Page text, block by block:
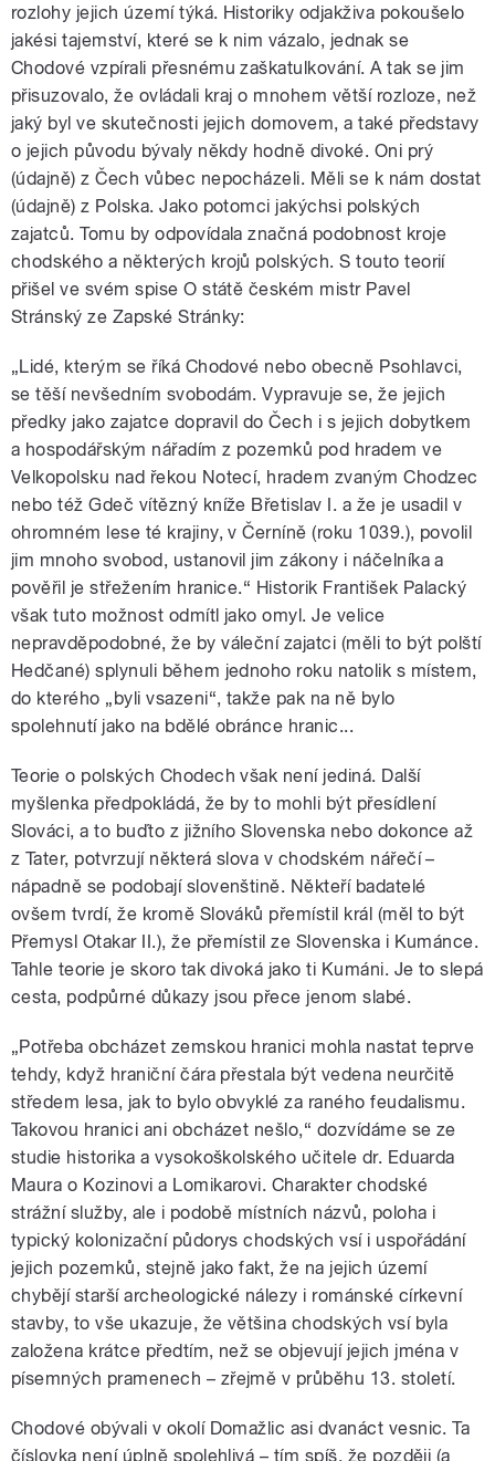
rozlohy jejich území týká. Historiky odjakživa pokoušelo
jakési tajemství, které se k nim vázalo, jednak se
Chodové vzpírali přesnému zaškatulkování. A tak se jim
přisuzovalo, že ovládali kraj o mnohem větší rozloze, než
jaký byl ve skutečnosti jejich domovem, a také představy
o jejich původu bývaly někdy hodně divoké. Oni prý
(údajně) z Čech vůbec nepocházeli. Měli se k nám dostat
(údajně) z Polska. Jako potomci jakýchsi polských
zajatců. Tomu by odpovídala značná podobnost kroje
chodského a některých krojů polských. S touto teorií
přišel ve svém spise O státě českém mistr Pavel
Stránský ze Zapské Stránky:
„Lidé, kterým se říká Chodové nebo obecně Psohlavci,
se těší nevšedním svobodám. Vypravuje se, že jejich
předky jako zajatce dopravil do Čech i s jejich dobytkem
a hospodářským nářadím z pozemků pod hradem ve
Velkopolsku nad řekou Notecí, hradem zvaným Chodzec
nebo též Gdeč vítězný kníže Břetislav I. a že je usadil v
ohromném lese té krajiny, v Černíně (roku 1039.), povolil
jim mnoho svobod, ustanovil jim zákony i náčelníka a
pověřil je střežením hranice.“ Historik František Palacký
však tuto možnost odmítl jako omyl. Je velice
nepravděpodobné, že by váleční zajatci (měli to být polští
Hedčané) splynuli během jednoho roku natolik s místem,
do kterého „byli vsazeni“, takže pak na ně bylo
spolehnutí jako na bdělé obránce hranic...
Teorie o polských Chodech však není jediná. Další
myšlenka předpokládá, že by to mohli být přesídlení
Slováci, a to buďto z jižního Slovenska nebo dokonce až
z Tater, potvrzují některá slova v chodském nářečí –
nápadně se podobají slovenštině. Někteří badatelé
ovšem tvrdí, že kromě Slováků přemístil král (měl to být
Přemysl Otakar II.), že přemístil ze Slovenska i Kumánce.
Tahle teorie je skoro tak divoká jako ti Kumáni. Je to slepá
cesta, podpůrné důkazy jsou přece jenom slabé.
„Potřeba obcházet zemskou hranici mohla nastat teprve
tehdy, když hraniční čára přestala být vedena neurčitě
středem lesa, jak to bylo obvyklé za raného feudalismu.
Takovou hranici ani obcházet nešlo,“ dozvídáme se ze
studie historika a vysokoškolského učitele dr. Eduarda
Maura o Kozinovi a Lomikarovi. Charakter chodské
strážní služby, ale i podobě místních názvů, poloha i
typický kolonizační půdorys chodských vsí i uspořádání
jejich pozemků, stejně jako fakt, že na jejich území
chybějí starší archeologické nálezy i románské církevní
stavby, to vše ukazuje, že většina chodských vsí byla
založena krátce předtím, než se objevují jejich jména v
písemných pramenech – zřejmě v průběhu 13. století.
Chodové obývali v okolí Domažlic asi dvanáct vesnic. Ta
číslovka není úplně spolehlivá – tím spíš, že později (a